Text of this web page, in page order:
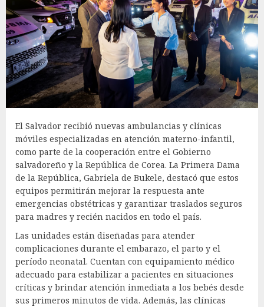
El Salvador recibió nuevas ambulancias y clínicas
móviles especializadas en atención materno-infantil,
como parte de la cooperación entre el Gobierno
salvadoreño y la República de Corea. La Primera Dama
de la República, Gabriela de Bukele, destacó que estos
equipos permitirán mejorar la respuesta ante
emergencias obstétricas y garantizar traslados seguros
para madres y recién nacidos en todo el país.
Las unidades están diseñadas para atender
complicaciones durante el embarazo, el parto y el
período neonatal. Cuentan con equipamiento médico
adecuado para estabilizar a pacientes en situaciones
críticas y brindar atención inmediata a los bebés desde
sus primeros minutos de vida. Además, las clínicas